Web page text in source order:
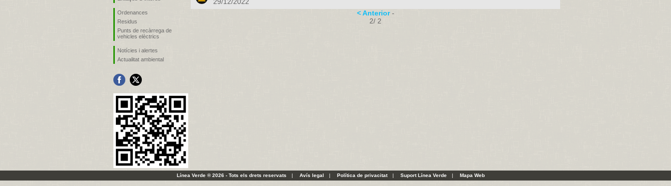
Ordenances
Residus
Punts de recàrrega de
vehicles elèctrics
Notícies i alertes
Actualitat ambiental
< Anterior-
2/ 2
Línea Verde ® 2026 - Tots els drets reservats | Avís legal | Política de privacitat | Suport Línea Verde | Mapa Web